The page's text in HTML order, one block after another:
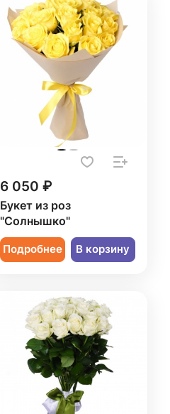
6 050 ₽
Букет из роз
"Солнышко"
Подробнее В корзину